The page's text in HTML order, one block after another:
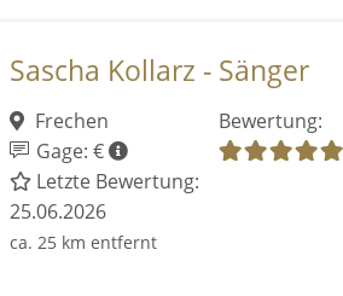
Sascha Kollarz - Sänger
Frechen
Gage: €
Letzte Bewertung:
25.06.2026
ca. 25 km entfernt
Bewertung: